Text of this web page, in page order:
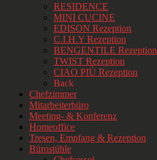
RESIDENCE
MINI CUCINE
EDISON Rezeption
C.I.H.Y Rezeption
BENGENTILE Rezeption
TWIST Rezeption
CIAO PIÙ Rezeption
Back
Chefzimmer
Mitarbeiterbüro
Meeting- & Konferenz
Homeoffice
Tresen, Empfang & Rezeption
Bürostühle